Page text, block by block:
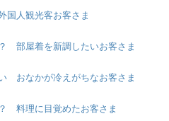
人観光客お客さま
部屋着を新調したいお客さま
おなかが冷えがちなお客さま
料理に目覚めたお客さま